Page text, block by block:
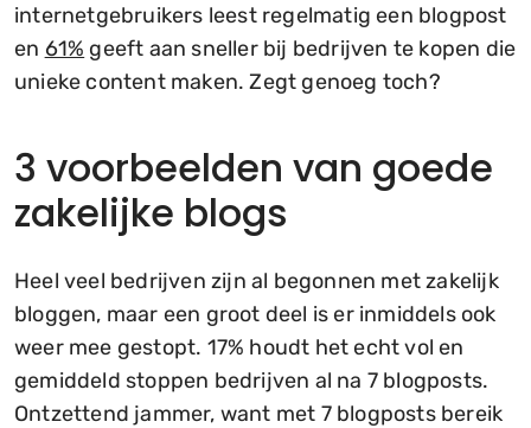
internetgebruikers leest regelmatig een blogpost
en 61% geeft aan sneller bij bedrijven te kopen die
unieke content maken. Zegt genoeg toch?
3 voorbeelden van goede
zakelijke blogs
Heel veel bedrijven zijn al begonnen met zakelijk
bloggen, maar een groot deel is er inmiddels ook
weer mee gestopt. 17% houdt het echt vol en
gemiddeld stoppen bedrijven al na 7 blogposts.
Ontzettend jammer, want met 7 blogposts bereik